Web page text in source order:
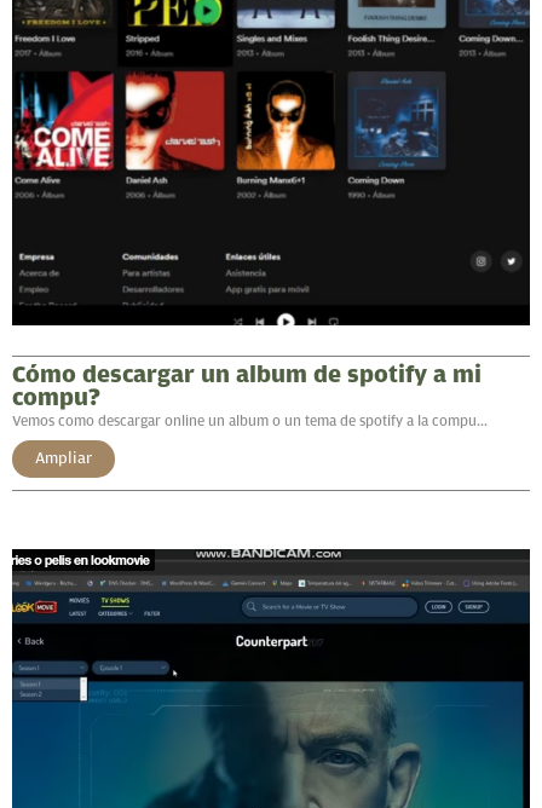
Cómo descargar un album de spotify a mi
compu?
Vemos como descargar online un album o un tema de spotify a la compu...
Ampliar